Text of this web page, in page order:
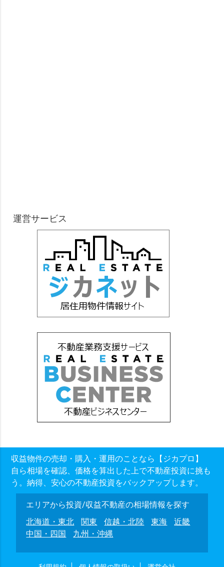
運営サービス
収益物件の売却・購入・運用のことなら【ジカプロ】
自ら相場を確認、価格を算出した上で不動産投資に挑も
う。納得、安心の不動産投資をバックアップします。
エリアから投資/収益不動産の相場情報を探す
北海道・東北
関東 信越・北陸 東海
近畿
中国・四国
九州・沖縄